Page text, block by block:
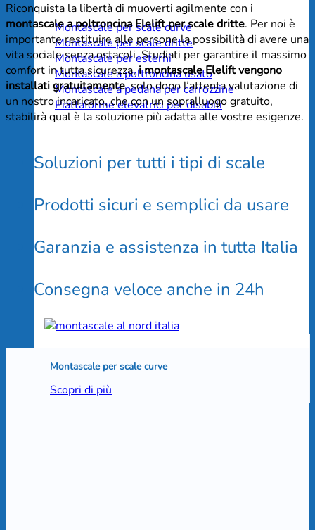
Montascale per scale curve
Montascale per scale dritte
Montascale per esterni
Montascale a poltroncina usato
Montascale a pedana per carrozzine
Piattaforme elevatrici per disabili
Montascale per scale curve
Scopri di più
Riconquista la libertà di muoverti agilmente con i
montascale a poltroncina Elelift per scale dritte. Per noi è
importante restituire alle persone la possibilità di avere una
vita sociale senza ostacoli. Studiati per garantire il massimo
comfort in tutta sicurezza,i montascale Elelift vengono
installati gratuitamente, solo dopo l’attenta valutazione di
un nostro incaricato, che con un sopralluogo gratuito,
stabilirà qual è la soluzione più adatta alle vostre esigenze.
Soluzioni per tutti i tipi di scale
Prodotti sicuri e semplici da usare
Garanzia e assistenza in tutta Italia
Consegna veloce anche in 24h